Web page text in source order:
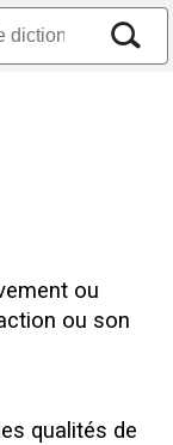
ou
ou son
qualités de